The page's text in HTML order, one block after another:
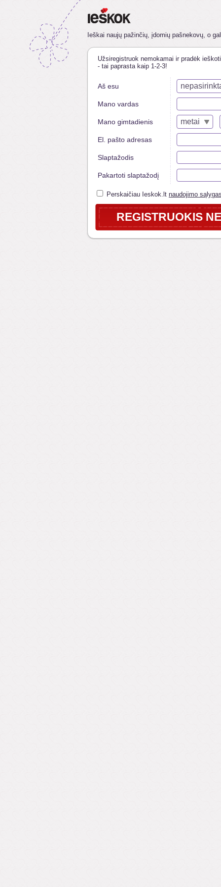
Ieškai naujų pažinčių, įdomių pašnekovų, o
Užsiregistruok nemokamai ir pradėk
- tai paprasta kaip 1-2-3!
Aš esu
Mano vardas
Mano gimtadienis metai
El. pašto adresas
Slaptažodis
Pakartoti slaptažodį
Perskaičiau Ieskok.lt naudojimo
REGISTRUOKIS